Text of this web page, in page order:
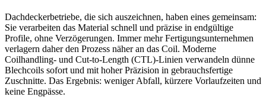
Dachdeckerbetriebe, die sich auszeichnen, haben eines gemeinsam:
Sie verarbeiten das Material schnell und präzise in endgültige
Profile, ohne Verzögerungen. Immer mehr Fertigungsunternehmen
verlagern daher den Prozess näher an das Coil. Moderne
Coilhandling- und Cut-to-Length (CTL)-Linien verwandeln dünne
Blechcoils sofort und mit hoher Präzision in gebrauchsfertige
Zuschnitte. Das Ergebnis: weniger Abfall, kürzere Vorlaufzeiten und
keine Engpässe.